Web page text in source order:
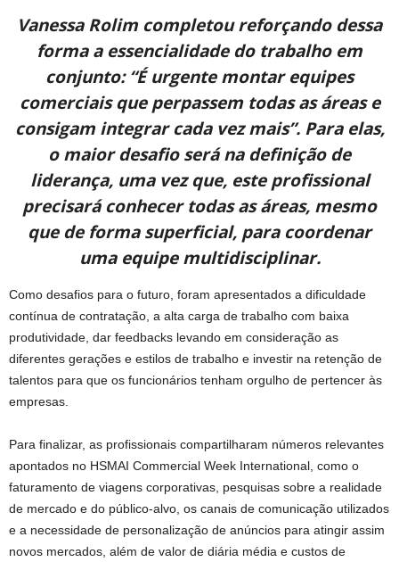
Vanessa Rolim completou reforçando dessa
forma a essencialidade do trabalho em
conjunto: “É urgente montar equipes
comerciais que perpassem todas as áreas e
consigam integrar cada vez mais”. Para elas,
o maior desafio será na definição de
liderança, uma vez que, este profissional
precisará conhecer todas as áreas, mesmo
que de forma superficial, para coordenar
uma equipe multidisciplinar.
Como desafios para o futuro, foram apresentados a dificuldade
contínua de contratação, a alta carga de trabalho com baixa
produtividade, dar feedbacks levando em consideração as
diferentes gerações e estilos de trabalho e investir na retenção de
talentos para que os funcionários tenham orgulho de pertencer às
empresas.
Para finalizar, as profissionais compartilharam números relevantes
apontados no HSMAI Commercial Week International, como o
faturamento de viagens corporativas, pesquisas sobre a realidade
de mercado e do público-alvo, os canais de comunicação utilizados
e a necessidade de personalização de anúncios para atingir assim
novos mercados, além de valor de diária média e custos de